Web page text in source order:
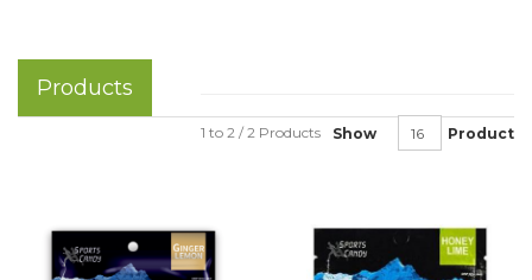
Products
Show Product
1 to 2 / 2 Products